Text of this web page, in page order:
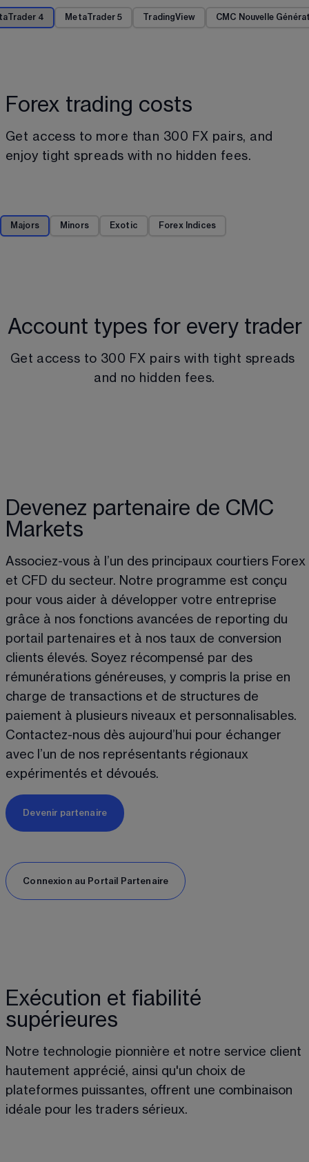
4 MetaTrader 5 TradingView CMC Nouvelle
Forex trading costs
Get access to more than 300 FX pairs, and
enjoy tight spreads with no hidden fees.
Majors Minors Exotic Forex Indices
Account types for every trader
Get access to 300 FX pairs with tight spreads
and no hidden fees.
Devenez partenaire de CMC
Markets
Associez-vous à l’un des principaux courtiers Forex
et CFD du secteur. Notre programme est conçu
pour vous aider à développer votre entreprise
grâce à nos fonctions avancées de reporting du
portail partenaires et à nos taux de conversion
clients élevés. Soyez récompensé par des
rémunérations généreuses, y compris la prise en
charge de transactions et de structures de
paiement à plusieurs niveaux et personnalisables.
Contactez-nous dès aujourd’hui pour échanger
avec l’un de nos représentants régionaux
expérimentés et dévoués.
Devenir partenaire
Connexion au Portail Partenaire
Exécution et fiabilité
supérieures
Notre technologie pionnière et notre service client
hautement apprécié, ainsi qu'un choix de
plateformes puissantes, offrent une combinaison
idéale pour les traders sérieux.